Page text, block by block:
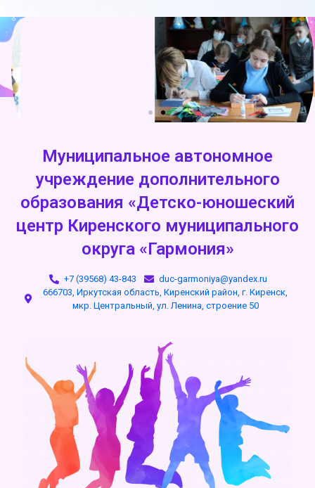
Муниципальное автономное
учреждение дополнительного
образования «Детско-юношеский
центр Киренского муниципального
округа «Гармония»
+7 (39568) 43-843
duc-garmoniya@yandex.ru
666703, Иркутская область, Киренский район, г. Киренск,
мкр. Центральный, ул. Ленина, строение 50